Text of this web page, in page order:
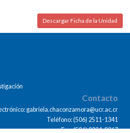
Descargar Ficha de la Unidad
Contacto
gabriela.chaconzamora@ucr.ac.cr
Teléfono: (506) 2511-1341
Fax: (506) 2224-9367